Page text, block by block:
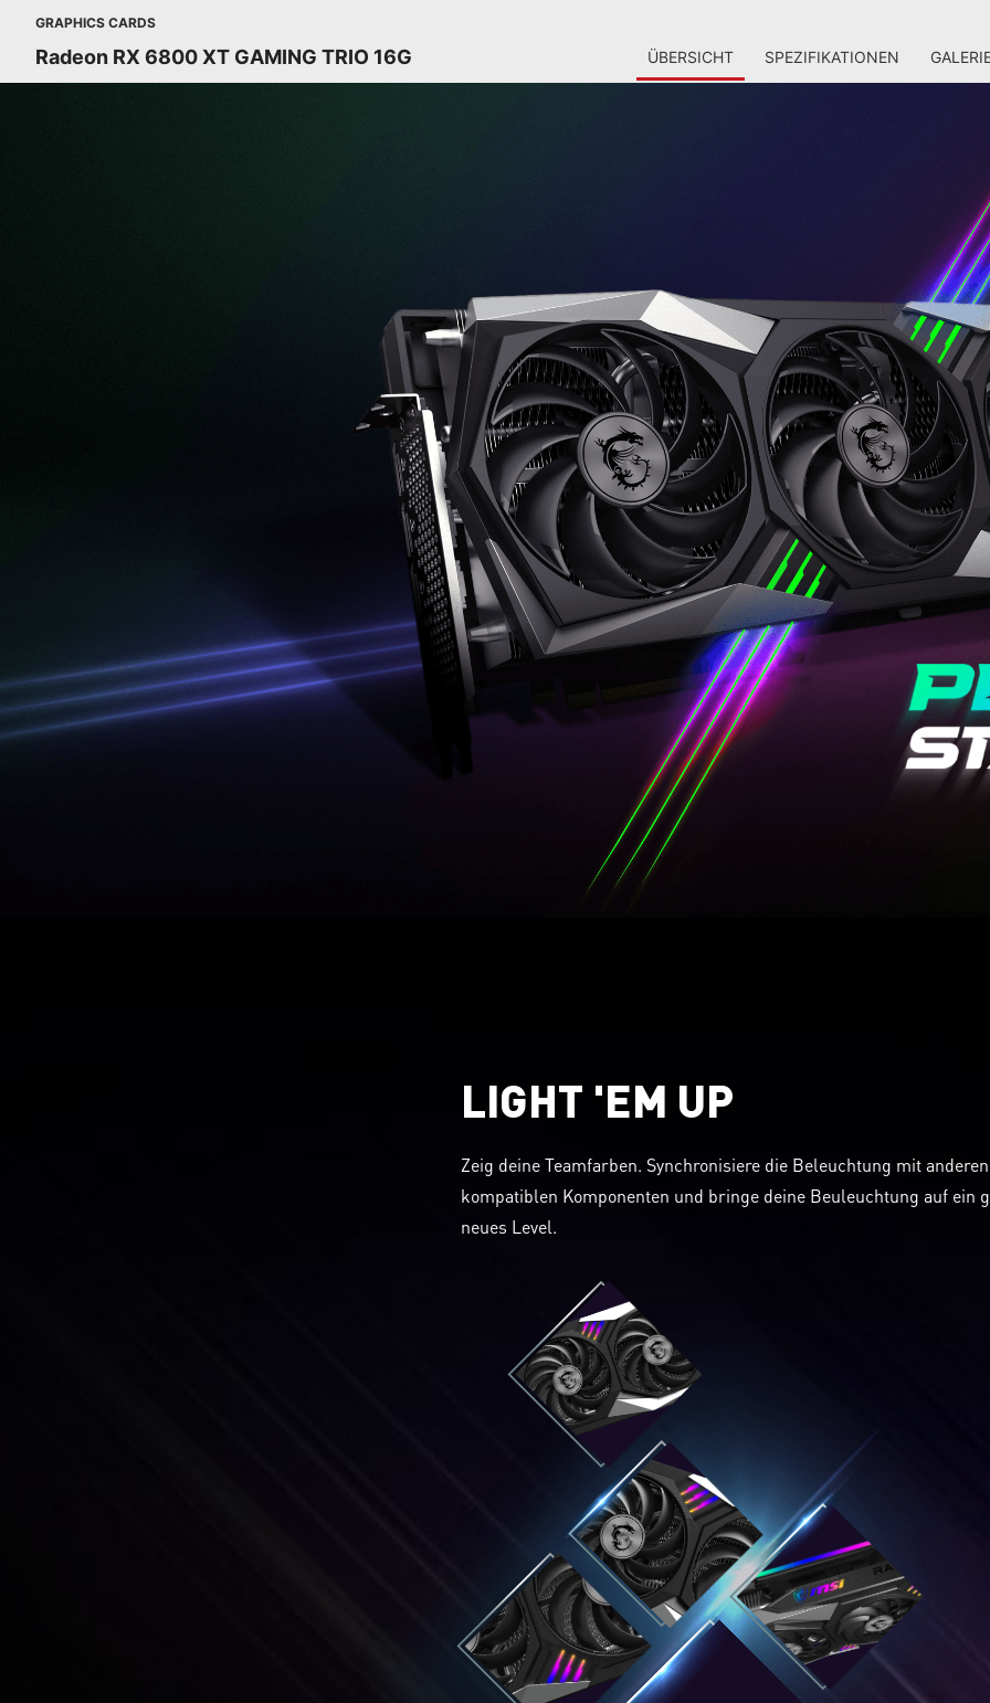
GRAPHICS CARDS
Radeon RX 6800 XT GAMING TRIO 16G ÜBERSICHT SPEZIFIKATIONEN
LIGHT 'EM UP
Zeig deine Teamfarben. Synchronisiere die Beleuchtung mit anderen
kompatiblen Komponenten und bringe deine Beuleuchtung auf ein
neues Level.